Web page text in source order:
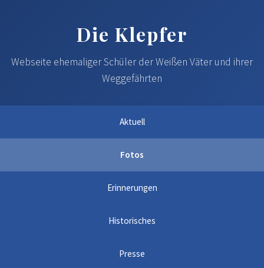
Die Klepfer
Webseite ehemaliger Schüler der Weißen Väter und ihrer
Weggefährten
Aktuell
Fotos
Erinnerungen
Historisches
Presse